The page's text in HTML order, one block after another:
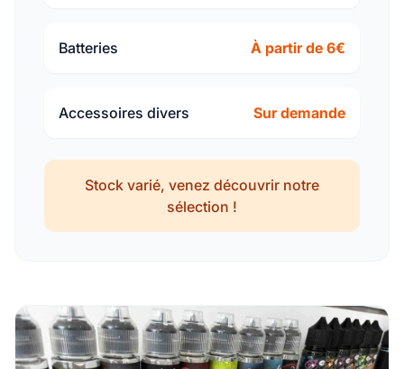
Batteries À partir de 6€
Accessoires divers Sur demande
Stock varié, venez découvrir notre
sélection !